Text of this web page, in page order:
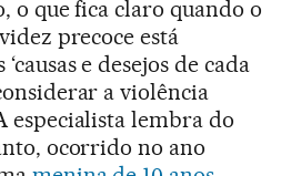
o que fica claro quando o
precoce está
e desejos de cada
a violência
especialista lembra do
ocorrido no ano